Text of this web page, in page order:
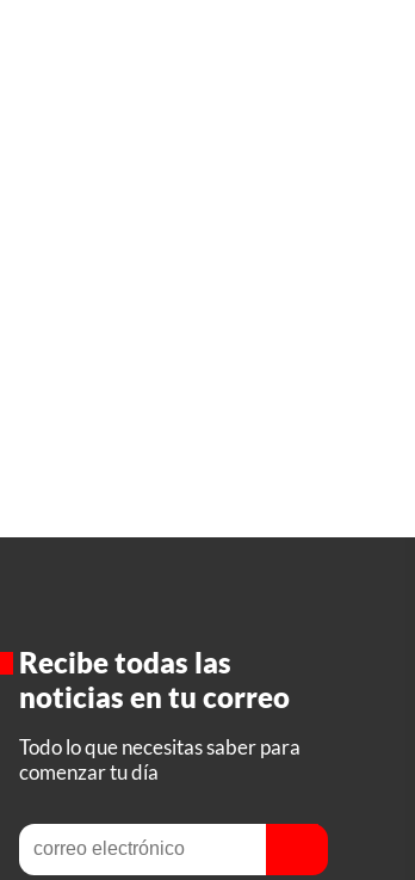
Recibe todas las
noticias en tu correo
Todo lo que necesitas saber para
comenzar tu día